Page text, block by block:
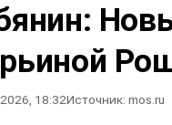
18:32Источник: mos.ru